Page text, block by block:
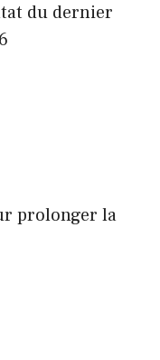
du dernier
prolonger la